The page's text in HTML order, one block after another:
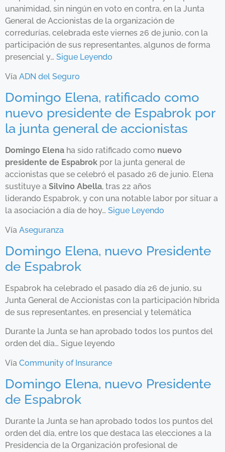
unanimidad, sin ningún en voto en contra, en la Junta
General de Accionistas de la organización de
corredurías, celebrada este viernes 26 de junio, con la
participación de sus representantes, algunos de forma
presencial y… Sigue Leyendo
Vía ADN del Seguro
Domingo Elena, ratificado como
nuevo presidente de Espabrok por
la junta general de accionistas
Domingo Elena ha sido ratificado como nuevo
presidente de Espabrok por la junta general de
accionistas que se celebró el pasado 26 de junio. Elena
sustituye a Silvino Abella, tras 22 años
liderando Espabrok, y con una notable labor por situar a
la asociación a día de hoy… Sigue Leyendo
Vía Aseguranza
Domingo Elena, nuevo Presidente
de Espabrok
Espabrok ha celebrado el pasado día 26 de junio, su
Junta General de Accionistas con la participación híbrida
de sus representantes, en presencial y telemática
Durante la Junta se han aprobado todos los puntos del
orden del día… Sigue leyendo
Vía Community of Insurance
Domingo Elena, nuevo Presidente
de Espabrok
Durante la Junta se han aprobado todos los puntos del
orden del día, entre los que destaca las elecciones a la
Presidencia de la Organización profesional de